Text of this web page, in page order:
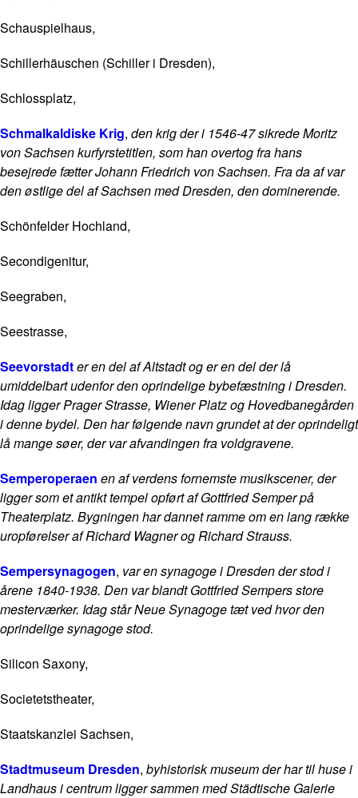
Schauspielhaus,
Schillerhäuschen (Schiller i Dresden),
Schlossplatz,
Schmalkaldiske Krig, den krig der i 1546-47 sikrede Moritz
von Sachsen kurfyrstetitlen, som han overtog fra hans
besejrede fætter Johann Friedrich von Sachsen. Fra da af var
den østlige del af Sachsen med Dresden, den dominerende.
Schönfelder Hochland,
Secondigenitur,
Seegraben,
Seestrasse,
Seevorstadter en del af Altstadt og er en del der lå
umiddelbart udenfor den oprindelige bybefæstning i Dresden.
Idag ligger Prager Strasse, Wiener Platz og Hovedbanegården
i denne bydel. Den har følgende navn grundet at der oprindeligt
lå mange søer, der var afvandingen fra voldgravene.
Semperoperaen en af verdens fornemste musikscener, der
ligger som et antikt tempel opført af Gottfried Semper på
Theaterplatz. Bygningen har dannet ramme om en lang række
uropførelser af Richard Wagner og Richard Strauss.
Sempersynagogen, var en synagoge i Dresden der stod i
årene 1840-1938. Den var blandt Gottfried Sempers store
mesterværker. Idag står Neue Synagoge tæt ved hvor den
oprindelige synagoge stod.
Silicon Saxony,
Societetstheater,
Staatskanzlei Sachsen,
Stadtmuseum Dresden, byhistorisk museum der har til huse i
Landhaus i centrum ligger sammen med Städtische Galerie